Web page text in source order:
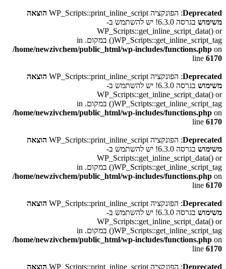
Deprecated: הפונקציה WP_Scripts::print_inline_script
הוצאה
משימוש
בגרסה 6.3.0! יש להשתמש ב-
WP_Scripts::get_inline_script_data() or
WP_Scripts::get_inline_script_tag() במקום. in
/home/newzivchem/public_html/wp-includes/functions.php on
line 6170
Deprecated: הפונקציה WP_Scripts::print_inline_script
הוצאה
משימוש
בגרסה 6.3.0! יש להשתמש ב-
WP_Scripts::get_inline_script_data() or
WP_Scripts::get_inline_script_tag() במקום. in
/home/newzivchem/public_html/wp-includes/functions.php on
line 6170
Deprecated: הפונקציה WP_Scripts::print_inline_script
הוצאה
משימוש
בגרסה 6.3.0! יש להשתמש ב-
WP_Scripts::get_inline_script_data() or
WP_Scripts::get_inline_script_tag() במקום. in
/home/newzivchem/public_html/wp-includes/functions.php on
line 6170
Deprecated: הפונקציה WP_Scripts::print_inline_script
הוצאה
משימוש
בגרסה 6.3.0! יש להשתמש ב-
WP_Scripts::get_inline_script_data() or
WP_Scripts::get_inline_script_tag() במקום. in
/home/newzivchem/public_html/wp-includes/functions.php on
line 6170
Deprecated: הפונקציה WP_Scripts::print_inline_script הוצאה